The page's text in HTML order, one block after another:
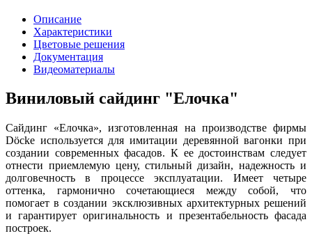
Описание
Характеристики
Цветовые решения
Документация
Видеоматериалы
Виниловый сайдинг "Елочка"
Сайдинг «Елочка», изготовленная на производстве фирмы
Döcke используется для имитации деревянной вагонки при
создании современных фасадов. К ее достоинствам следует
отнести приемлемую цену, стильный дизайн, надежность и
долговечность в процессе эксплуатации. Имеет четыре
оттенка, гармонично сочетающиеся между собой, что
помогает в создании эксклюзивных архитектурных решений
и гарантирует оригинальность и презентабельность фасада
построек.